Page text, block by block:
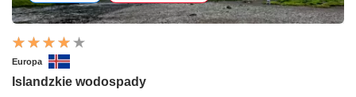
Europa
Islandzkie wodospady